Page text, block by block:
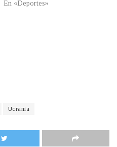
En «Deportes»
Ucrania